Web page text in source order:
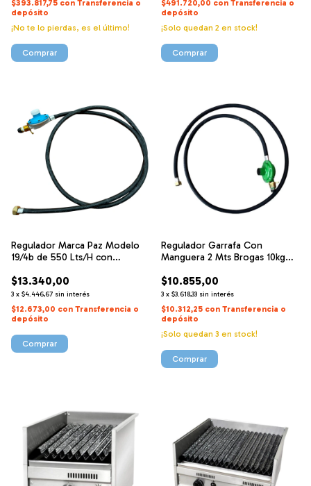
$393.817,75 con Transferencia o
depósito
¡No te lo pierdas, es el último!
$491.720,00 con Transferencia o
depósito
¡Solo quedan 2 en stock!
Regulador Marca Paz Modelo
19/4b de 550 Lts/H con
$13.340,00
3 x $4.446,67 sin interés
$12.673,00 con Transferencia o
depósito
Regulador Garrafa Con
Manguera 2 Mts Brogas 10kg
$10.855,00
3 x $3.618,33 sin interés
$10.312,25 con Transferencia o
depósito
¡Solo quedan 3 en stock!